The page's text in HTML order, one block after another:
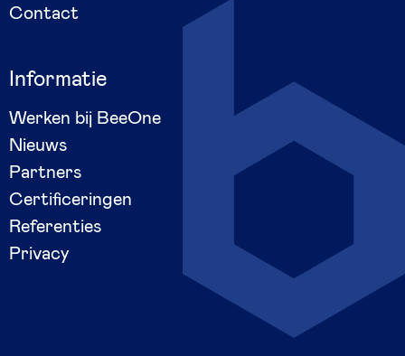
Contact
Informatie
Werken bij BeeOne
Nieuws
Partners
Certificeringen
Referenties
Privacy